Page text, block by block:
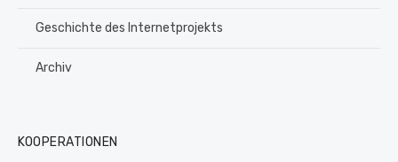
Geschichte des Internetprojekts
Archiv
KOOPERATIONEN